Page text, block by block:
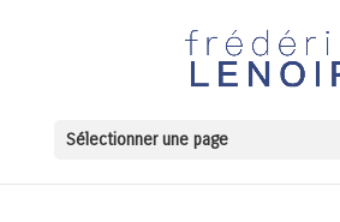
Sélectionner une page